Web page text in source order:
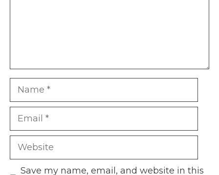
Name
Email
Website
Save my name, email, and website in this